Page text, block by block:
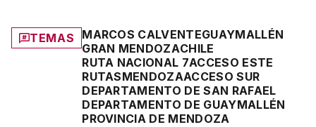
TEMAS MARCOS CALVENTEGUAYMALLÉN
GRAN MENDOZACHILE
RUTA NACIONAL 7ACCESO ESTE
RUTASMENDOZAACCESO SUR
DEPARTAMENTO DE SAN RAFAEL
DEPARTAMENTO DE GUAYMALLÉN
PROVINCIA DE MENDOZA